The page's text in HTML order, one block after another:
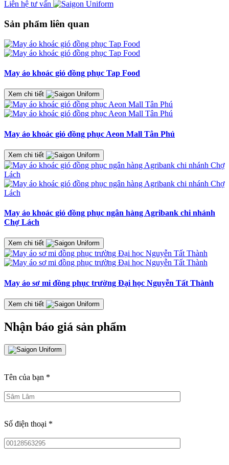
Liên hệ tư vấn
Sản phẩm liên quan
May áo khoác gió đồng phục Tap Food
Xem chi tiết
May áo khoác gió đồng phục Aeon Mall Tân Phú
Xem chi tiết
May áo khoác gió đồng phục ngân hàng Agribank chi nhánh
Chợ Lách
Xem chi tiết
May áo sơ mi đồng phục trường Đại học Nguyễn Tất Thành
Xem chi tiết
Nhận báo giá sản phẩm
Tên của bạn *
Số điện thoại *